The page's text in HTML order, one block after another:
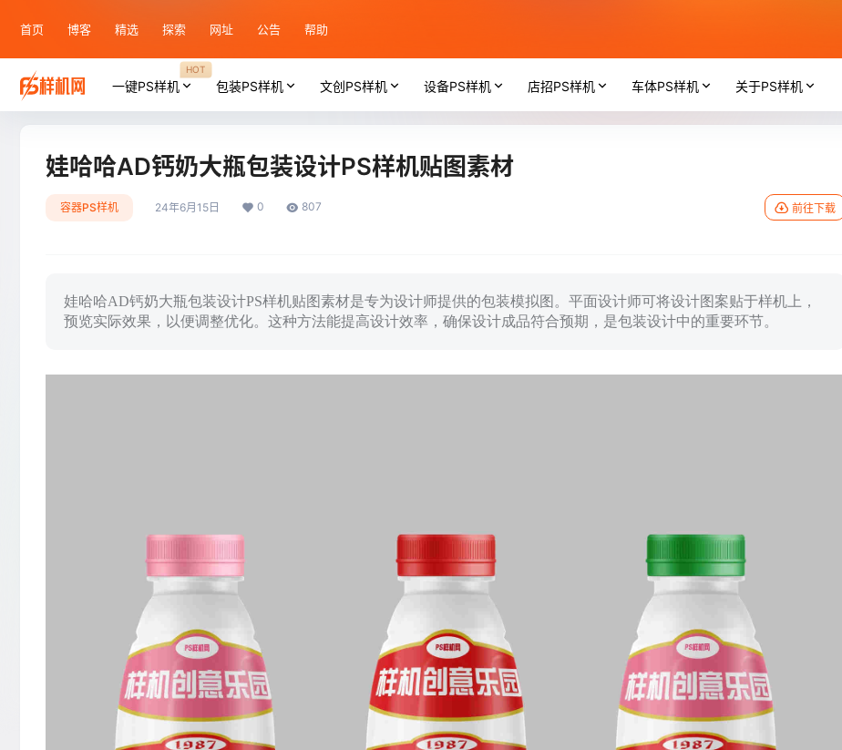
首页 博客 精选 探索 网址 公告 帮助
一键PS样机
HOT
包装PS样机 文创PS样机 设备PS样机 店招PS样机 车体PS样机 关于PS样机
娃哈哈AD钙奶大瓶包装设计PS样机贴图素材
容器PS样机 24年6月15日 0 807 前往下载
娃哈哈AD钙奶大瓶包装设计PS样机贴图素材是专为设计师提供的包装模拟图。平面设计师可将设计图案贴于样机上，
预览实际效果，以便调整优化。这种方法能提高设计效率，确保设计成品符合预期，是包装设计中的重要环节。